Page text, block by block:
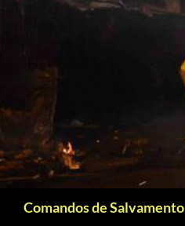
Comandos de Salvamento